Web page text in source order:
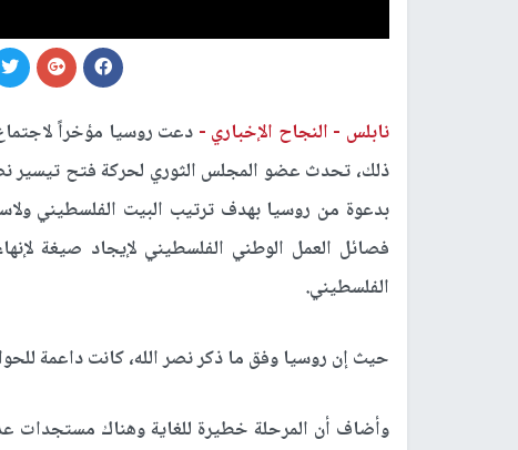
نابلس - النجاح الإخباري - دعت روسيا مؤخراً
ذلك، تحدث عضو المجلس الثوري لحركة فتح تيسير
بدعوة من روسيا بهدف ترتيب البيت الفلسطيني
فصائل العمل الوطني الفلسطيني لإيجاد صيغة
الفلسطيني.
حيث إن روسيا وفق ما ذكر نصر الله، كانت داعمة
وأضاف أن المرحلة خطيرة للغاية وهناك مستجدات